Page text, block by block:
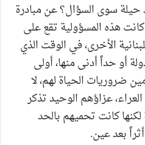
حيلة سوى السؤال؟ عن مبادرة
هذه المسؤولية تقع على
الأخرى، في الوقت الذي
أو حداً أدنى منها، أولى
ضروريات الحياة لهم، لا
عزاؤهم الوحيد تذكر
كانت تحميهم بالحد
بعد عين.